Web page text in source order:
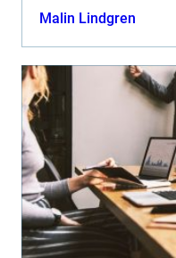
en oumbärlig del av
Malin Lindgren